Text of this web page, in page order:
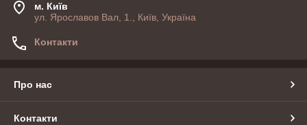
м. Київ
ул. Ярославов Вал, 1., Київ, Україна
Контакти
Про нас
Контакти